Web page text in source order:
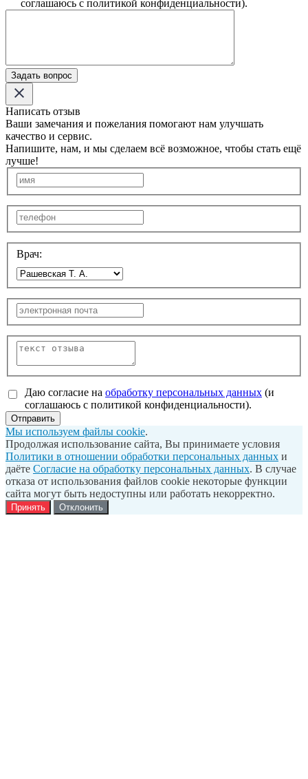
соглашаюсь с политикой конфиденциальности).
Задать вопрос
Написать отзыв
Ваши замечания и пожелания помогают нам улучшать
качество и сервис.
Напишите, нам, и мы сделаем всё возможное, чтобы стать ещё
лучше!
Врач:
Даю согласие на обработку персональных данных (и
соглашаюсь с политикой конфиденциальности).
Отправить
Мы используем файлы cookie.
Продолжая использование сайта, Вы принимаете условия
Политики в отношении обработки персональных данных и
даёте Согласие на обработку персональных данных. В случае
отказа от использования файлов cookie некоторые функции
сайта могут быть недоступны или работать некорректно.
Принять Отклонить